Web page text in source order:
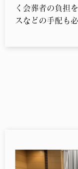
く会葬者の負担
スなどの手配も